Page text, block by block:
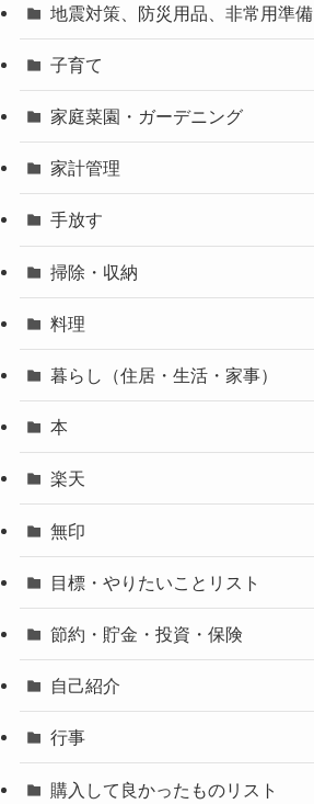
地震対策、防災用品、非常用準備
子育て
家庭菜園・ガーデニング
家計管理
手放す
掃除・収納
料理
暮らし（住居・生活・家事）
本
楽天
無印
目標・やりたいことリスト
節約・貯金・投資・保険
自己紹介
行事
購入して良かったものリスト